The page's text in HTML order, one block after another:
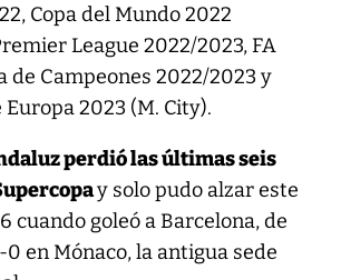
Copa del Mundo 2022
League 2022/2023, FA
de Campeones 2022/2023 y
2023 (M. City).
perdió las últimas seis
y solo pudo alzar este
cuando goleó a Barcelona, de
0 en Mónaco, la antigua sede